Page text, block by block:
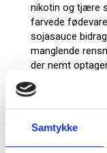
Samtykke
nikotin og tjære
farvede
sojasauce
manglende
der nemt
Indre årsager
emaljen
tetracyklin-
kan give varige